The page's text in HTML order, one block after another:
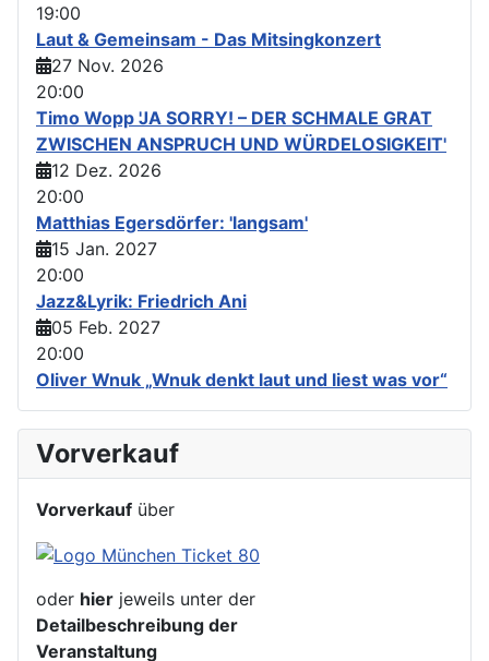
19:00
Laut & Gemeinsam - Das Mitsingkonzert
27 Nov. 2026
20:00
Timo Wopp 'JA SORRY! – DER SCHMALE GRAT
ZWISCHEN ANSPRUCH UND WÜRDELOSIGKEIT'
12 Dez. 2026
20:00
Matthias Egersdörfer: 'langsam'
15 Jan. 2027
20:00
Jazz&Lyrik: Friedrich Ani
05 Feb. 2027
20:00
Oliver Wnuk „Wnuk denkt laut und liest was vor“
Vorverkauf
Vorverkauf über
oder hier jeweils unter der
Detailbeschreibung der
Veranstaltung